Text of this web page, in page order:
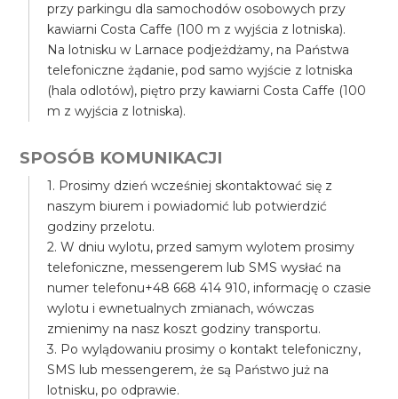
przy parkingu dla samochodów osobowych przy
kawiarni Costa Caffe (100 m z wyjścia z lotniska).
Na lotnisku w Larnace podjeżdżamy, na Państwa
telefoniczne żądanie, pod samo wyjście z lotniska
(hala odlotów), piętro przy kawiarni Costa Caffe (100
m z wyjścia z lotniska).
SPOSÓB KOMUNIKACJI
1. Prosimy dzień wcześniej skontaktować się z
naszym biurem i powiadomić lub potwierdzić
godziny przelotu.
2. W dniu wylotu, przed samym wylotem prosimy
telefoniczne, messengerem lub SMS wysłać na
numer telefonu+48 668 414 910, informację o czasie
wylotu i ewnetualnych zmianach, wówczas
zmienimy na nasz koszt godziny transportu.
3. Po wylądowaniu prosimy o kontakt telefoniczny,
SMS lub messengerem, że są Państwo już na
lotnisku, po odprawie.